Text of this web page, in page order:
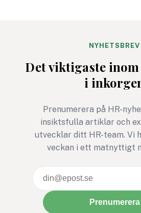
procent som sedan aktivt
NYHETSBREV
Det viktigaste
i
Prenumerera på HR-
insiktsfulla artiklar och
utvecklar ditt HR-team. Vi
veckan i ett matnyttigt
Prenumerera